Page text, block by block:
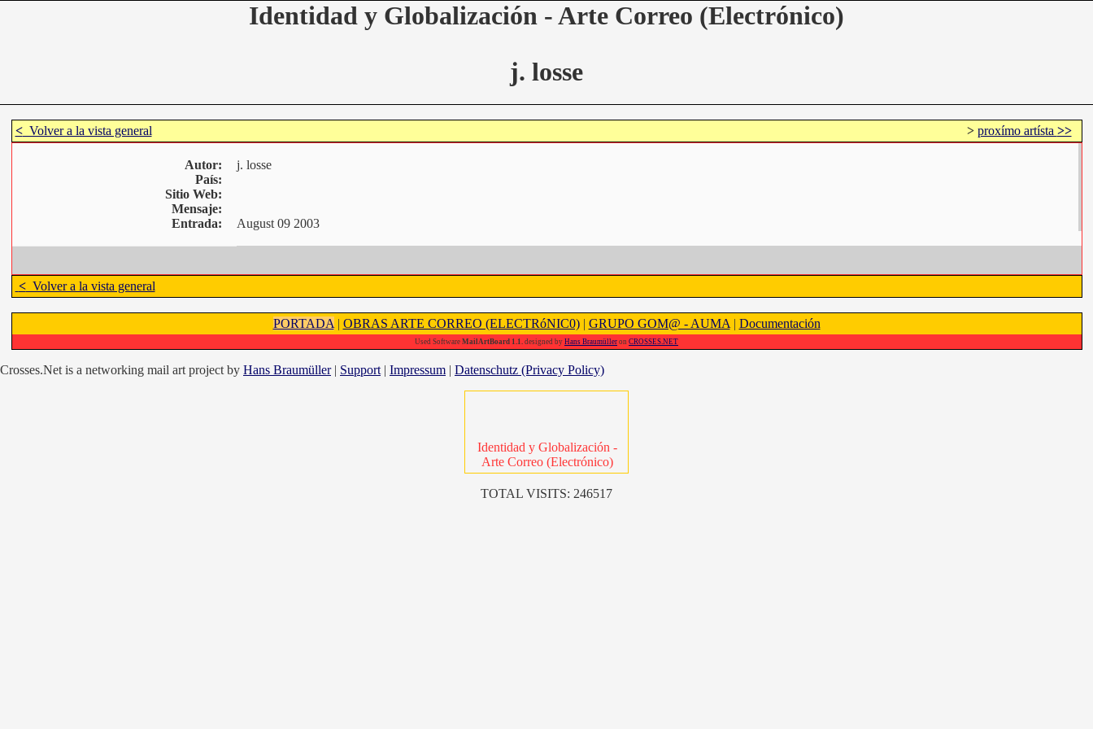
Identidad y Globalización - Arte Correo (Electrónico)
j. losse
<Volver a la vista general > proxímo artísta >>
Autor:
País:
Sitio Web:
Mensaje:
j. losse
Entrada: August 09 2003
<Volver a la vista general
PORTADA | OBRAS ARTE CORREO (ELECTRóNIC0)| GRUPO GOM@ - AUMA | Documentación
Used Software MailArtBoard 1.1. designed by Hans Braumüller on CROSSES.NET
Crosses.Net is a networking mail art project by Hans Braumüller| Support | Impressum | Datenschutz (Privacy Policy)
Identidad y Globalización -
Arte Correo (Electrónico)
TOTAL VISITS: 246517